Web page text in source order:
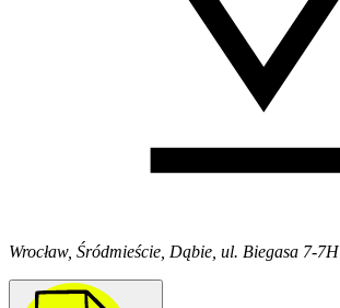
Wrocław, Śródmieście, Dąbie, ul. Biegasa 7-7H